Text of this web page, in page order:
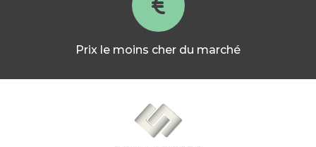
Prix le moins cher du marché